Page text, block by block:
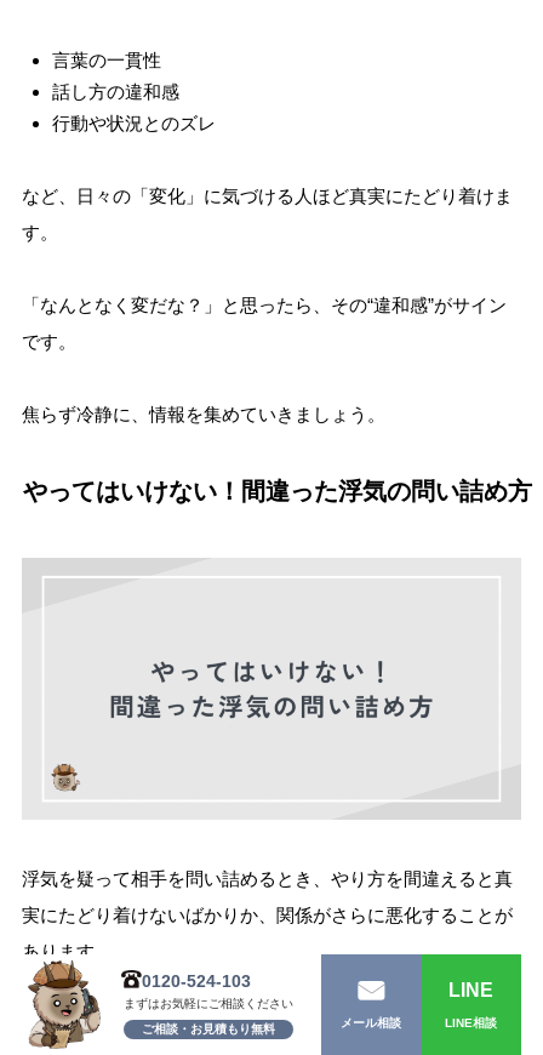
言葉の一貫性
話し方の違和感
行動や状況とのズレ
など、日々の「変化」に気づける人ほど真実にたどり着けま
す。
「なんとなく変だな？」と思ったら、その“違和感”がサイン
です。
焦らず冷静に、情報を集めていきましょう。
やってはいけない！間違った浮気の問い詰め方
浮気を疑って相手を問い詰めるとき、やり方を間違えると真
実にたどり着けないばかりか、関係がさらに悪化することが
あります。
ここでは「絶対にやってはいけない間違った浮気の問い詰め
0120-524-103
まずはお気軽にご相談ください
ご相談・お見積もり無料
メール相談
LINE
LINE相談